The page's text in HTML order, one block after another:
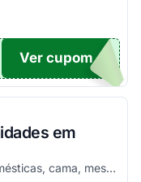
00
Ver cupom
em
Mercado, suplementos, utilidades domésticas, cama, mesa e banho e etc. Pegue para ser redirecionado em nova aba!